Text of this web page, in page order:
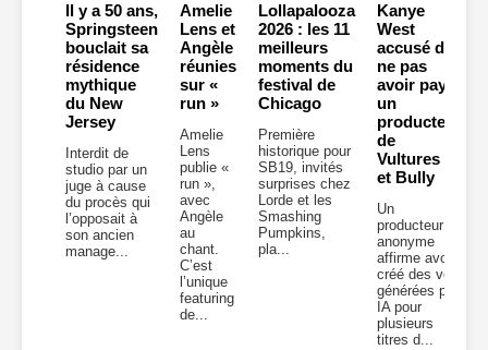
Il y a 50 ans,
Springsteen
bouclait sa
résidence
mythique
du New
Jersey
Interdit de
studio par un
juge à cause
du procès qui
l’opposait à
son ancien
manage...
Amelie
Lens et
Angèle
réunies
sur «
run »
Amelie
Lens
publie «
run »,
avec
Angèle
au
chant.
C’est
l’unique
featuring
de...
Lollapalooza
2026 : les 11
meilleurs
moments du
festival de
Chicago
Première
historique pour
SB19, invités
surprises chez
Lorde et les
Smashing
Pumpkins,
pla...
Kanye
West
accusé de
ne pas
avoir payé
un
producteur
de
Vultures 2
et Bully
Un
producteur
anonyme
affirme avoir
créé des voix
générées par
IA pour
plusieurs
titres d...